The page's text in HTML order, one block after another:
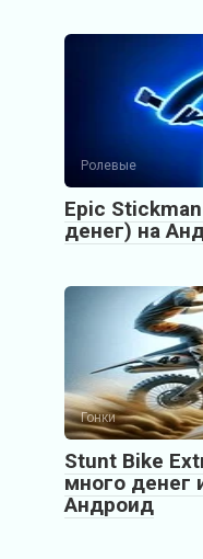
Ролевые
Epic
денег) на
Гонки
Stunt Bike
много денег
Андроид